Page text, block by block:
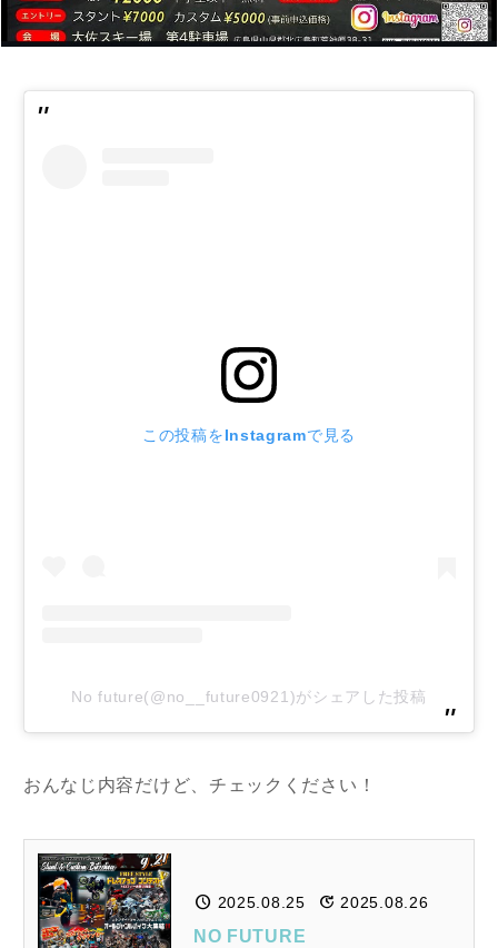
この投稿をInstagramで見る
No future(@no__future0921)がシェアした投稿
おんなじ内容だけど、チェックください！
2025.08.25 2025.08.26
NO FUTURE